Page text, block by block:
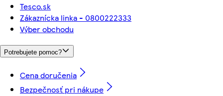
Tesco.sk
Zákaznícka linka - 0800222333
Výber obchodu
Potrebujete pomoc?
Cena doručenia
Bezpečnosť pri nákupe